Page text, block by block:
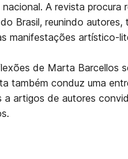
A revista procura
Brasil, reunindo autores,
manifestações artístico-
de Marta Barcellos
também conduz uma
artigos de autores